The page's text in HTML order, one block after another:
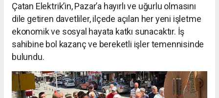
Çatan Elektrik’in, Pazar’a hayırlı ve uğurlu olmasını
dile getiren davetliler, ilçede açılan her yeni işletme
ekonomik ve sosyal hayata katkı sunacaktır. İş
sahibine bol kazanç ve bereketli işler temennisinde
bulundu.